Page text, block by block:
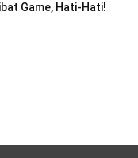
Game, Hati-Hati!